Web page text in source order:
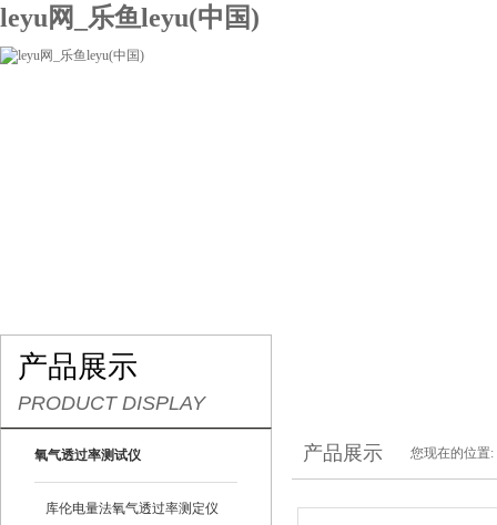
leyu网_乐鱼leyu(中国)
产品展示
PRODUCT DISPLAY
氧气透过率测试仪
库伦电量法氧气透过率测定仪
产品展示 您现在的位置: